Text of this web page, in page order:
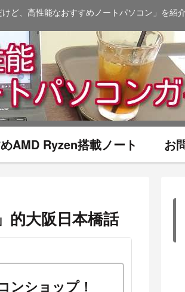
ど、高性能なおすすめノートパソコン」を紹
AMD Ryzen搭載ノート お
的大阪日本橋話
ンショップ！